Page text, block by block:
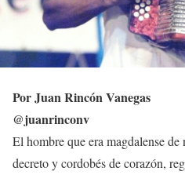
Por Juan Rincón Vanegas
@juanrinconv
El hombre que era magdalense de
decreto y cordobés de corazón,